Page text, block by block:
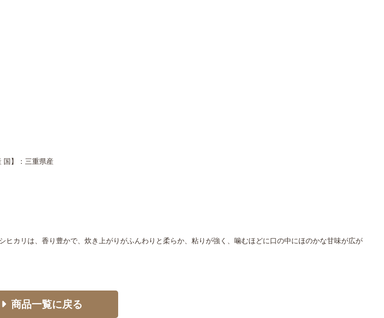
】：三重県産
カリは、香り豊かで、炊き上がりがふんわりと柔らか、粘りが強く、噛むほどに口の中にほのかな甘味が広が
商品一覧に戻る